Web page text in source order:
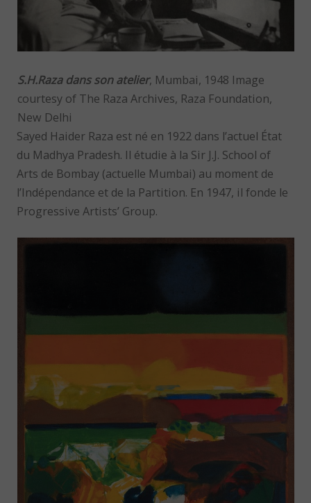
S.H.Raza dans son atelier, Mumbai, 1948 Image
courtesy of The Raza Archives, Raza Foundation,
New Delhi
Sayed Haider Raza est né en 1922 dans l’actuel État
du Madhya Pradesh. Il étudie à la Sir J.J. School of
Arts de Bombay (actuelle Mumbai) au moment de
l’Indépendance et de la Partition. En 1947, il fonde le
Progressive Artists’ Group.